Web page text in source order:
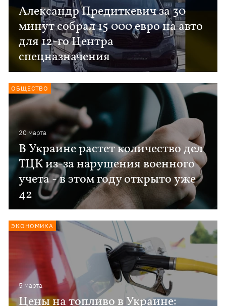
Александр Предиткевич за 30
минут собрал 15 000 евро на авто
для 12-го Центра
спецназначения
20 марта
В Украине растет количество дел
ТЦК из-за нарушения военного
учета - в этом году открыто уже
42
ОБЩЕСТВО
5 марта
Цены на топливо в Украине:
ЭКОНОМИКА